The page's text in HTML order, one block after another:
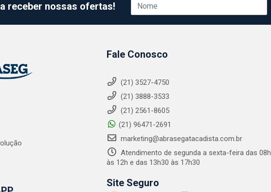
receber nossas ofertas!
Fale Conosco
(21) 3527-4750
(21) 3888-3533
(21) 2561-8605
(21) 96471-2691
marketing@abrasegatacadista.com.br
Atendimento de segunda a sexta-feira das 08h
às 12h e das 13h30 às 17h30
Site Seguro